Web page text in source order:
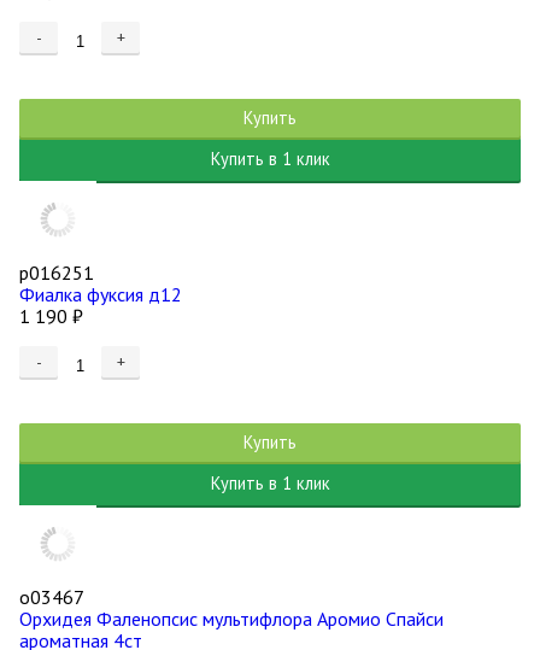
- +
Купить
Купить в 1 клик
р016251
Фиалка фуксия д12
1 190 ₽
- +
Купить
Купить в 1 клик
о03467
Орхидея Фаленопсис мультифлора Аромио Спайси
ароматная 4ст